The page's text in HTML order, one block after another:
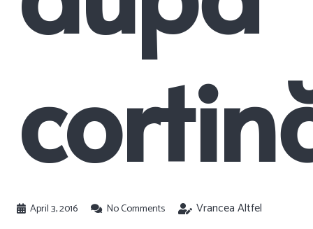
April 3, 2016 No Comments Vrancea Altfel